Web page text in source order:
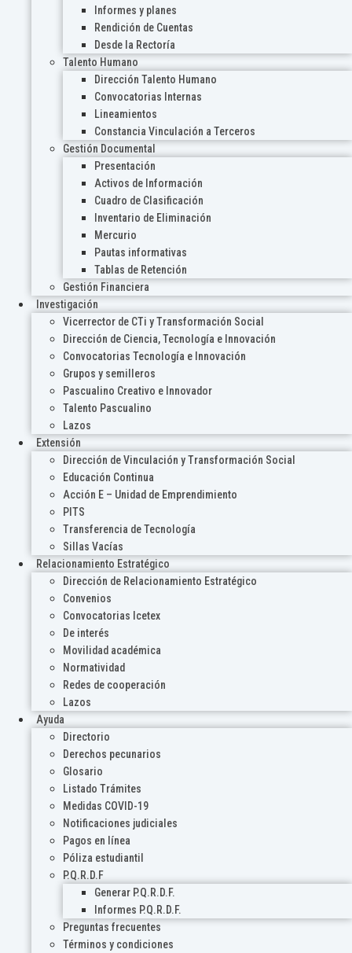
Informes y planes
Rendición de Cuentas
Desde la Rectoría
Talento Humano
Dirección Talento Humano
Convocatorias Internas
Lineamientos
Constancia Vinculación a Terceros
Gestión Documental
Presentación
Activos de Información
Cuadro de Clasificación
Inventario de Eliminación
Mercurio
Pautas informativas
Tablas de Retención
Gestión Financiera
Investigación
Vicerrector de CTi y Transformación Social
Dirección de Ciencia, Tecnología e Innovación
Convocatorias Tecnología e Innovación
Grupos y semilleros
Pascualino Creativo e Innovador
Talento Pascualino
Lazos
Extensión
Dirección de Vinculación y Transformación Social
Educación Continua
Acción E – Unidad de Emprendimiento
PITS
Transferencia de Tecnología
Sillas Vacías
Relacionamiento Estratégico
Dirección de Relacionamiento Estratégico
Convenios
Convocatorias Icetex
De interés
Movilidad académica
Normatividad
Redes de cooperación
Lazos
Ayuda
Directorio
Derechos pecunarios
Glosario
Listado Trámites
Medidas COVID-19
Notificaciones judiciales
Pagos en línea
Póliza estudiantil
P.Q.R.D.F
Generar P.Q.R.D.F.
Informes P.Q.R.D.F.
Preguntas frecuentes
Términos y condiciones